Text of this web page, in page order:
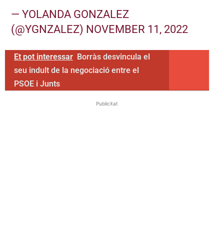
— YOLANDA GONZALEZ
(@YGNZALEZ) NOVEMBER 11, 2022
Et pot interessar Borràs desvincula el
seu indult de la negociació entre el
PSOE i Junts
Publicitat